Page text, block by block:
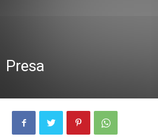
Presa